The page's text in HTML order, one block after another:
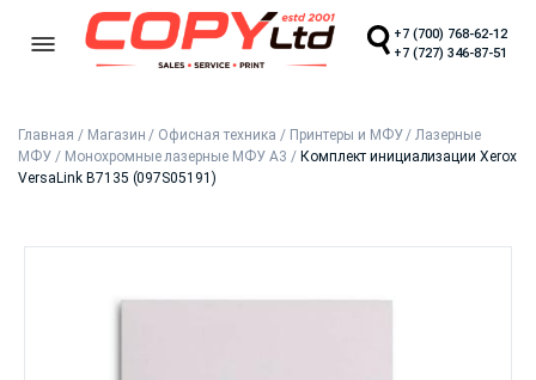
+7 (700) 768-62-12
+7 (727) 346-87-51
Главная / Магазин / Офисная техника / Принтеры и МФУ/ Лазерные
МФУ/ Монохромные лазерные МФУ А3 / Комплект инициализации Xerox
VersaLink B7135 (097S05191)